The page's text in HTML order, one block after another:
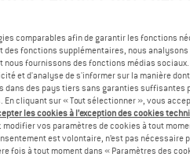
comparables afin de garantir les fonctions
des fonctions supplémentaires, nous
fournissons des fonctions médias sociaux.
et d'analyse de s'informer sur la manière
des pays tiers sans garanties suffisantes
cliquant sur « Tout sélectionner », vous
les cookies à l’exception des cookies
modifier vos paramètres de cookies à tout
est volontaire, n’est pas nécessaire
fois à tout moment dans « Paramètres des